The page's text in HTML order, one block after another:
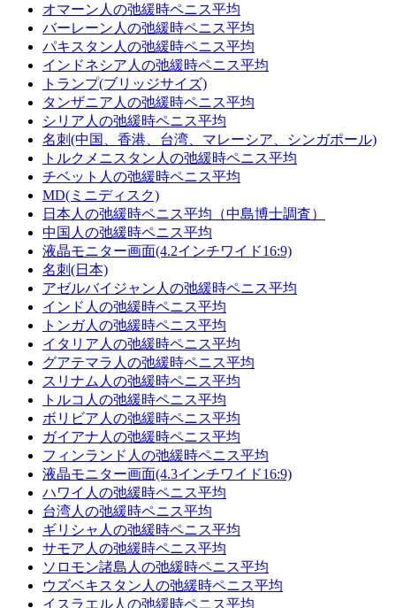
オマーン人の弛緩時ペニス平均
バーレーン人の弛緩時ペニス平均
パキスタン人の弛緩時ペニス平均
インドネシア人の弛緩時ペニス平均
トランプ(ブリッジサイズ)
タンザニア人の弛緩時ペニス平均
シリア人の弛緩時ペニス平均
名刺(中国、香港、台湾、マレーシア、シンガポール)
トルクメニスタン人の弛緩時ペニス平均
チベット人の弛緩時ペニス平均
MD(ミニディスク)
日本人の弛緩時ペニス平均（中島博士調査）
中国人の弛緩時ペニス平均
液晶モニター画面(4.2インチワイド16:9)
名刺(日本)
アゼルバイジャン人の弛緩時ペニス平均
インド人の弛緩時ペニス平均
トンガ人の弛緩時ペニス平均
イタリア人の弛緩時ペニス平均
グアテマラ人の弛緩時ペニス平均
スリナム人の弛緩時ペニス平均
トルコ人の弛緩時ペニス平均
ボリビア人の弛緩時ペニス平均
ガイアナ人の弛緩時ペニス平均
フィンランド人の弛緩時ペニス平均
液晶モニター画面(4.3インチワイド16:9)
ハワイ人の弛緩時ペニス平均
台湾人の弛緩時ペニス平均
ギリシャ人の弛緩時ペニス平均
サモア人の弛緩時ペニス平均
ソロモン諸島人の弛緩時ペニス平均
ウズベキスタン人の弛緩時ペニス平均
イスラエル人の弛緩時ペニス平均